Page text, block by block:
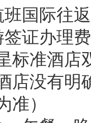
国际往
证办理
标准酒店
店没有
准）